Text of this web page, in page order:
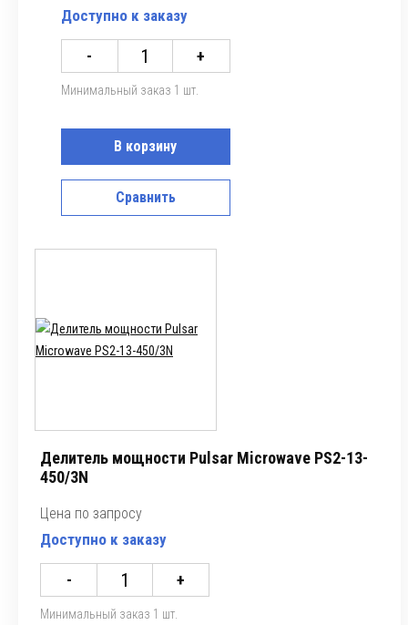
Доступно к заказу
- +
Минимальный заказ 1 шт.
В корзину
Сравнить
Делитель мощности Pulsar Microwave PS2-13-
450/3N
Цена по запросу
Доступно к заказу
- +
Минимальный заказ 1 шт.